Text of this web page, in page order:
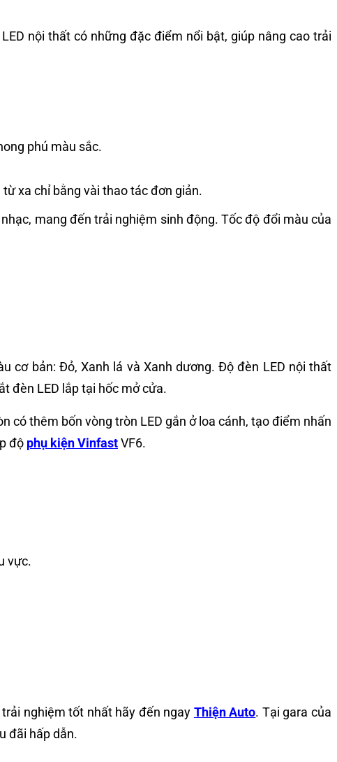
nội thất có những đặc điểm nổi bật, giúp nâng cao trải
phú màu sắc.
xa chỉ bằng vài thao tác đơn giản.
mang đến trải nghiệm sinh động. Tốc độ đổi màu của
cơ bản: Đỏ, Xanh lá và Xanh dương. Độ đèn LED nội thất
đèn LED lắp tại hốc mở cửa.
có thêm bốn vòng tròn LED gắn ở loa cánh, tạo điểm nhấn
độ phụ kiện VinfastVF6.
vực.
nghiệm tốt nhất hãy đến ngay Thiện Auto. Tại gara của
đãi hấp dẫn.